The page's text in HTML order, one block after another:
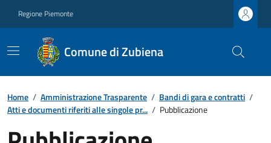
Regione Piemonte
Comune di Zubiena
Home / Amministrazione Trasparente / Bandi di gara e contratti /
Atti e documenti riferiti alle singole pr... / Pubblicazione